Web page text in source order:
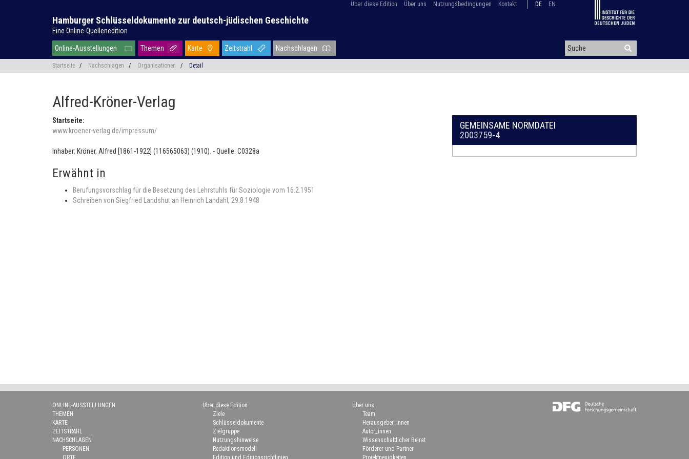
Über diese Edition Über uns Nutzungsbedingungen Kontakt DE EN
Hamburger Schlüsseldokumente zur deutsch-jüdischen Geschichte
Eine Online-Quellenedition
Online-Ausstellungen Themen Karte Zeitstrahl Nachschlagen
Startseite / Nachschlagen / Organisationen / Detail
Alfred-Kröner-Verlag
Startseite:
www.kroener-verlag.de/impressum/
Inhaber: Kröner, Alfred [1861-1922] (116565063) (1910). - Quelle: C0328a
Erwähnt in
Berufungsvorschlag für die Besetzung des Lehrstuhls für Soziologie vom 16.2.1951
Schreiben von Siegfried Landshut an Heinrich Landahl, 29.8.1948
GEMEINSAME NORMDATEI
2003759-4
ONLINE-AUSSTELLUNGEN
THEMEN
KARTE
ZEITSTRAHL
NACHSCHLAGEN
PERSONEN
ORTE
Über diese Edition
Ziele
Schlüsseldokumente
Zielgruppe
Nutzungshinweise
Redaktionsmodell
Edition und Editionsrichtlinien
Über uns
Team
Herausgeber_innen
Autor_innen
Wissenschaftlicher Beirat
Förderer und Partner
Projektneuigkeiten